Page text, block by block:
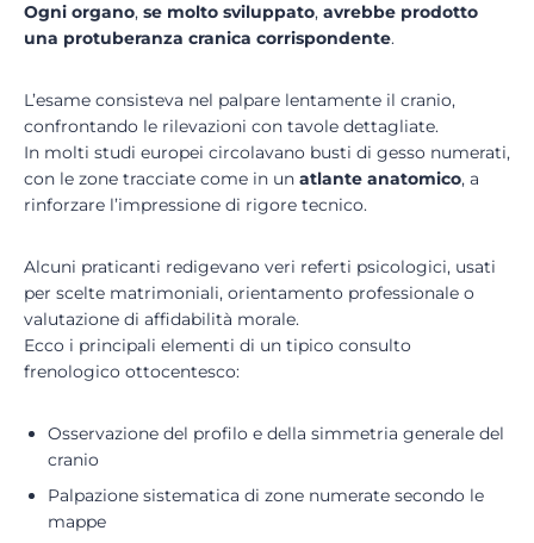
Ogni organo, se molto sviluppato, avrebbe prodotto
una protuberanza cranica corrispondente.
L’esame consisteva nel palpare lentamente il cranio,
confrontando le rilevazioni con tavole dettagliate.
In molti studi europei circolavano busti di gesso numerati,
con le zone tracciate come in un atlante anatomico, a
rinforzare l’impressione di rigore tecnico.
Alcuni praticanti redigevano veri referti psicologici, usati
per scelte matrimoniali, orientamento professionale o
valutazione di affidabilità morale.
Ecco i principali elementi di un tipico consulto
frenologico ottocentesco:
Osservazione del profilo e della simmetria generale del
cranio
Palpazione sistematica di zone numerate secondo le
mappe